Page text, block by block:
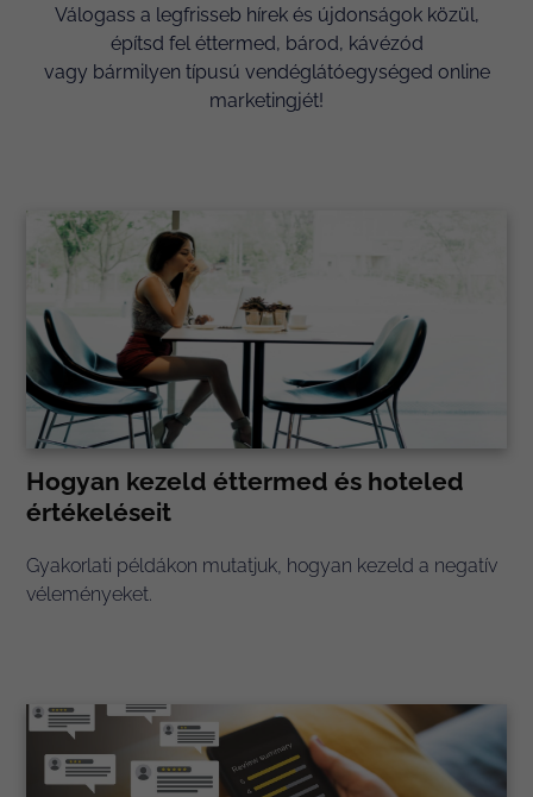
Válogass a legfrisseb hírek és újdonságok közül,
építsd fel éttermed, bárod, kávézód
vagy bármilyen típusú vendéglátóegységed online
marketingjét!
Hogyan kezeld éttermed és hoteled
értékeléseit
Gyakorlati példákon mutatjuk, hogyan kezeld a negatív
véleményeket.